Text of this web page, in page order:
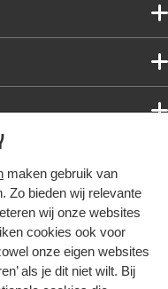
maken gebruik van
Zo bieden wij relevante
wij onze websites
cookies ook voor
onze eigen websites
als je dit niet wilt. Bij
samen